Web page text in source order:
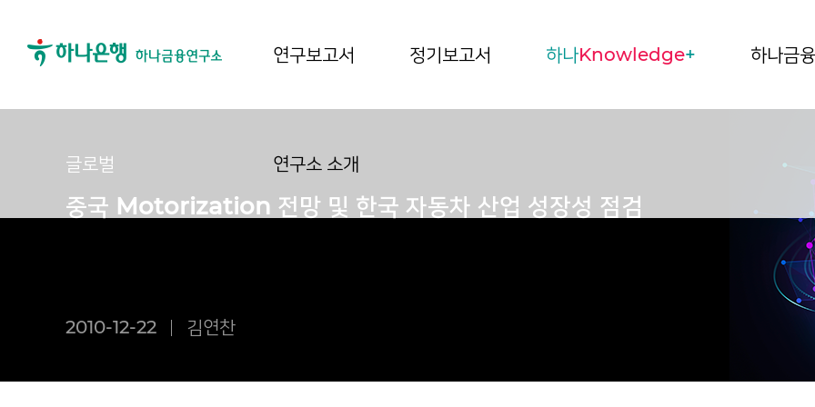
연구보고서 정기보고서 하나Knowledge+ 하나금
연구소 소개
글로벌
중국 Motorization 전망 및 한국 자동차 산업 성장성 점검
2010-12-22 김연찬